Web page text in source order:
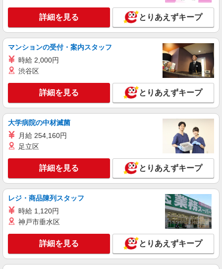
詳細を見る
派遣社員
株式会社トラストグロース西日本 大阪本社
特別養護老人ホームでの介護業務全般
験・資格により考慮いたします！
奈良県葛城市
キープ 詳細を見る
詳細を見る とりあえずキープ
マンションの受付・案内スタッフ
時給 2,000円
渋谷区
詳細を見る とりあえずキープ
大学病院の中材滅菌
月給 254,160円
足立区
詳細を見る とりあえずキープ
レジ・商品陳列スタッフ
時給 1,120円
神戸市垂水区
詳細を見る とりあえずキープ